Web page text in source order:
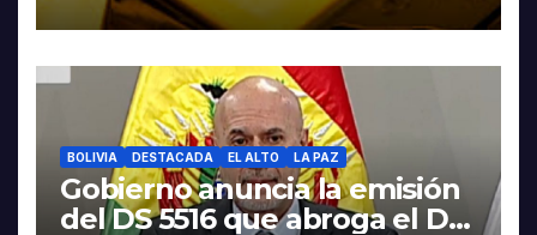
BOLIVIA DESTACADA EL ALTO LA PAZ
Gobierno anuncia la emisión
del DS 5516 que abroga el DS